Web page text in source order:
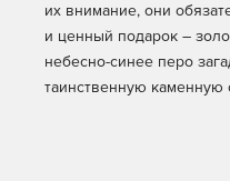
их внимание, они
и ценный подарок –
небесно-синее перо
таинственную каменную